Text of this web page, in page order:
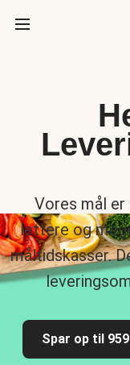
Vores mål er
lettere og
måltidskasser.
Spar op til